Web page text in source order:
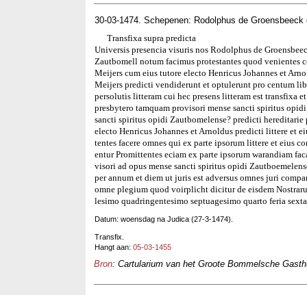
30-03-1474. Schepenen: Rodolphus de Groensbeeck
Transfixa supra predicta
Universis presencia visuris nos Rodolphus de
Zautbomell notum facimus protestantes quod venientes
Meijers cum eius tutore electo Henricus Johannes et
Meijers predicti vendiderunt et optulerunt pro centum
persolutis litteram cui hec presens litteram est transfixa
presbytero tamquam provisori mense sancti spiritus
sancti spiritus opidi Zautbomelense? predicti hereditarie
electo Henricus Johannes et Arnoldus predicti littere et
tentes facere omnes qui ex parte ipsorum littere et eius
entur Promittentes eciam ex parte ipsorum warandiam
visori ad opus mense sancti spiritus opidi
per annum et diem ut juris est adversus omnes juri
omne plegium quod voirplicht dicitur de eisdem
lesimo quadringentesimo septuagesimo quarto feria
Datum: woensdag na Judica (27-3-1474).
Transfix.
Hangt aan: 05-03-1455
Bron: Cartularium van het Groote Bommelsche